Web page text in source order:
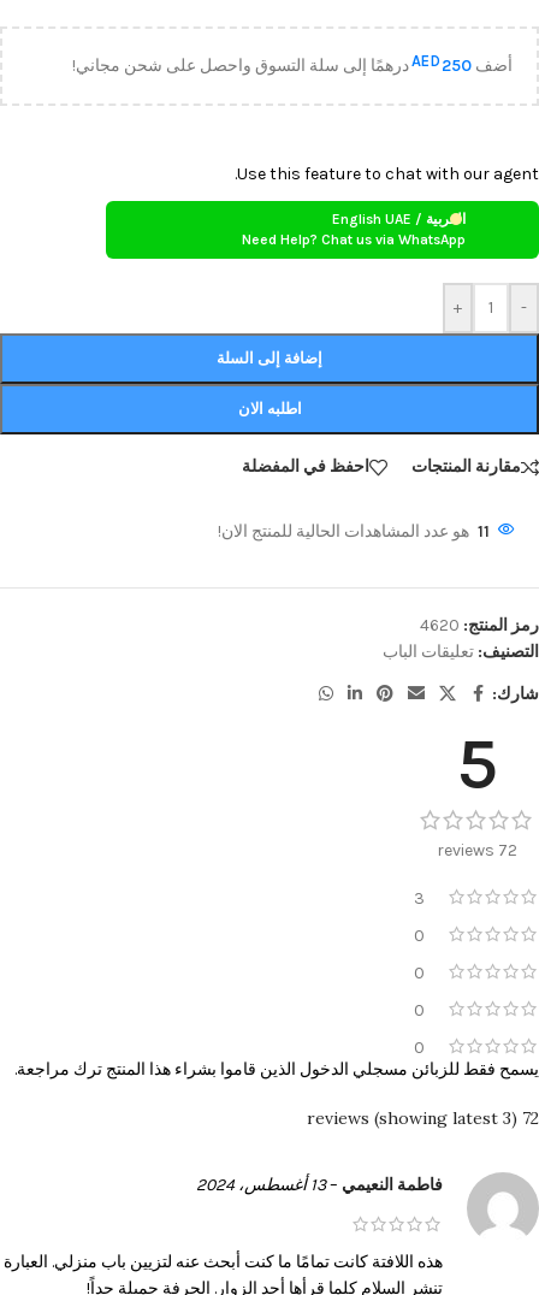
أضف AED 250 درهمًا إلى سلة التسوق واحصل على شحن مجاني!
-
+
Use this feature to chat with our agent.
العربية / English UAE
Need Help? Chat us via WhatsApp
إضافة إلى السلة
اطلبه الان
مقارنة المنتجات احفظ في المفضلة
11 هو عدد المشاهدات الحالية للمنتج الان!
رمز المنتج: 4620
التصنيف: تعليقات الباب
شارك:
5
72 reviews
3
0
0
0
0
72 reviews (showing latest 3)
فاطمة النعيمي –13 أغسطس، 2024
هذه اللافتة كانت تمامًا ما كنت أبحث عنه لتزيين باب منزلي. العبارة
تنشر السلام كلما قرأها أحد الزوار. الحرفة جميلة جداً!
يسمح فقط للزبائن مسجلي الدخول الذين قاموا بشراء هذا المنتج ترك مراجعة.